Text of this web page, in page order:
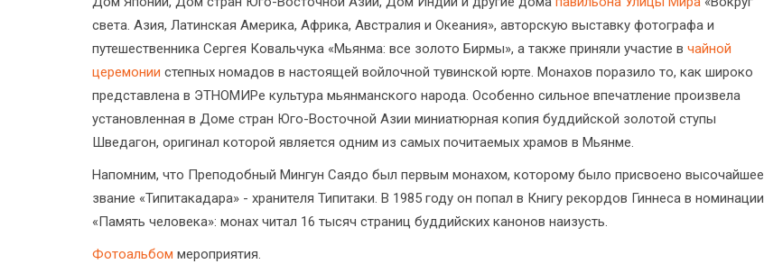
света. Азия, Латинская Америка, Африка, Австралия и Океания», авторскую выставку фотографа и
путешественника Сергея Ковальчука «Мьянма: все золото Бирмы», а также приняли участие в чайной
церемонии степных номадов в настоящей войлочной тувинской юрте. Монахов поразило то, как широко
представлена в ЭТНОМИРе культура мьянманского народа. Особенно сильное впечатление произвела
установленная в Доме стран Юго-Восточной Азии миниатюрная копия буддийской золотой ступы
Шведагон, оригинал которой является одним из самых почитаемых храмов в Мьянме.
Напомним, что Преподобный Мингун Саядо был первым монахом, которому было присвоено высочайшее
звание «Типитакадара» - хранителя Типитаки. В 1985 году он попал в Книгу рекордов Гиннеса в номинации
«Память человека»: монах читал 16 тысяч страниц буддийских канонов наизусть.
Фотоальбом мероприятия.